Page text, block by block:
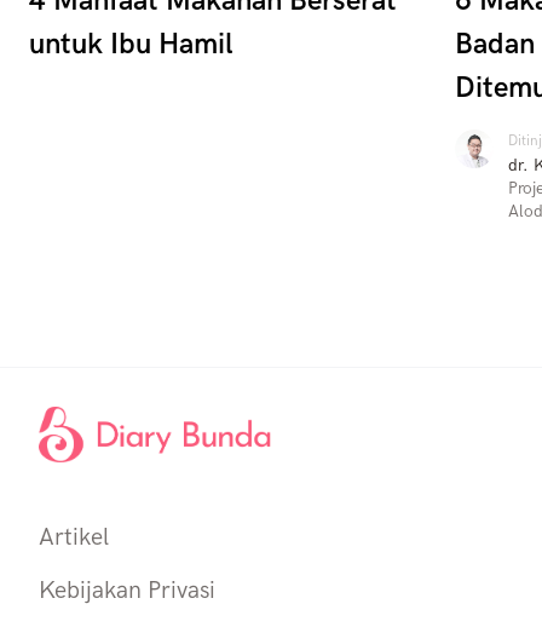
untuk Ibu Hamil
dr.
Artikel
Kebijakan Privasi